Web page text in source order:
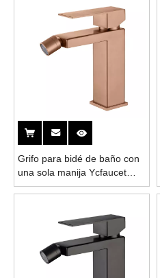
Grifo para bidé de baño con
una sola manija Ycfaucet
cuadrado de oro rosa de